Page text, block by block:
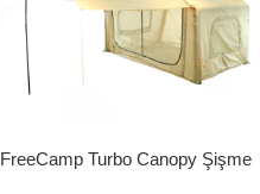
FreeCamp Turbo Canopy Şişme